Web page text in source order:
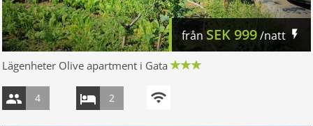
frånSEK999/natt
Lägenheter Olive apartment i Gata
4 2